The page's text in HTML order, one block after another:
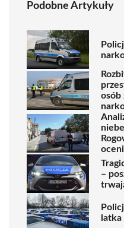
Podobne Artykuły
osób
–
latka